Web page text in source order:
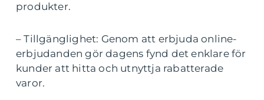
produkter.
– Tillgänglighet: Genom att erbjuda online-
erbjudanden gör dagens fynd det enklare för
kunder att hitta och utnyttja rabatterade
varor.